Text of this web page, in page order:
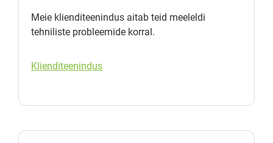
Meie klienditeenindus aitab teid meeleldi
tehniliste probleemide korral.
Klienditeenindus